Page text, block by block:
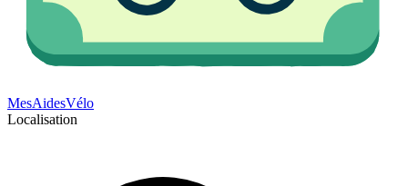
MesAidesVélo
Localisation